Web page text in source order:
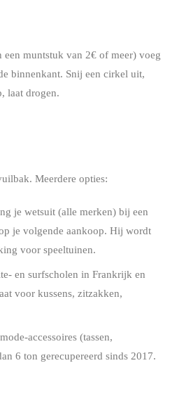
een muntstuk van 2€ of meer) voeg
binnenkant. Snij een cirkel uit,
laat drogen.
Meerdere opties:
je wetsuit (alle merken) bij een
je volgende aankoop. Hij wordt
voor speeltuinen.
en surfscholen in Frankrijk en
voor kussens, zitzakken,
accessoires (tassen,
6 ton gerecupereerd sinds 2017.